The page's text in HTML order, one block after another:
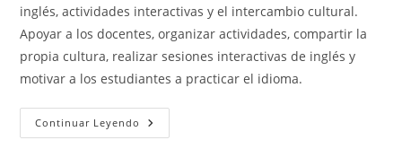
inglés, actividades interactivas y el intercambio cultural.
Apoyar a los docentes, organizar actividades, compartir la
propia cultura, realizar sesiones interactivas de inglés y
motivar a los estudiantes a practicar el idioma.
Continuar Leyendo Islamic
Pesantren